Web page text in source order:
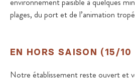
plages, du port et de l’animation
EN HORS SAISON (15/
Notre établissement reste ouvert et